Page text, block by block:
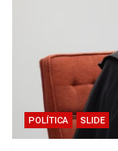
POLÍTICA SLIDE